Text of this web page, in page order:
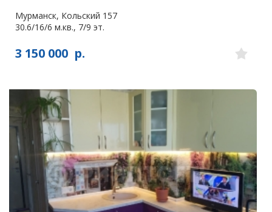
Мурманск, Кольский 157
30.6/16/6 м.кв., 7/9 эт.
3 150 000 р.